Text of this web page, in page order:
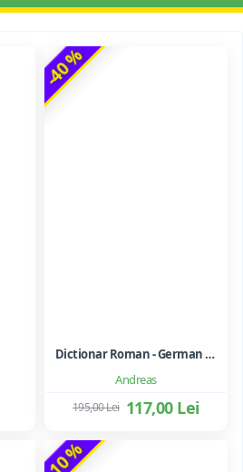
-40 %
Andreas
Dictionar Roman - German - Mihai Anutei
117,00 Lei
195,00 Lei
-10 %